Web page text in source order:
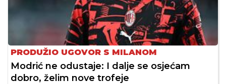
PRODUŽIO UGOVOR S MILANOM
Modrić ne odustaje: I dalje se osjećam
dobro, želim nove trofeje